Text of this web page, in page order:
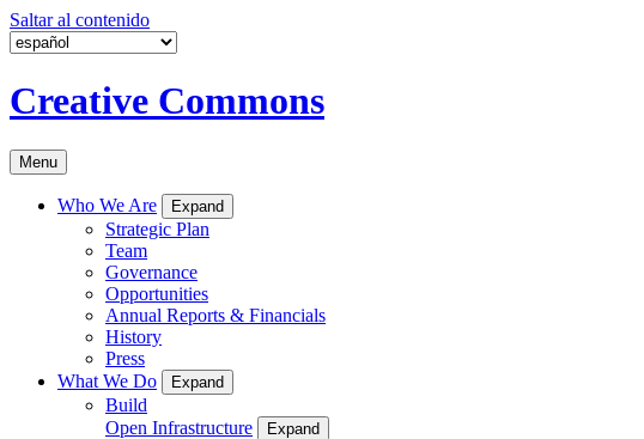
Saltar al contenido
Creative Commons
Menu
Who We Are Expand
Strategic Plan
Team
Governance
Opportunities
Annual Reports & Financials
History
Press
What We Do
Expand
Build
Open Infrastructure
Expand